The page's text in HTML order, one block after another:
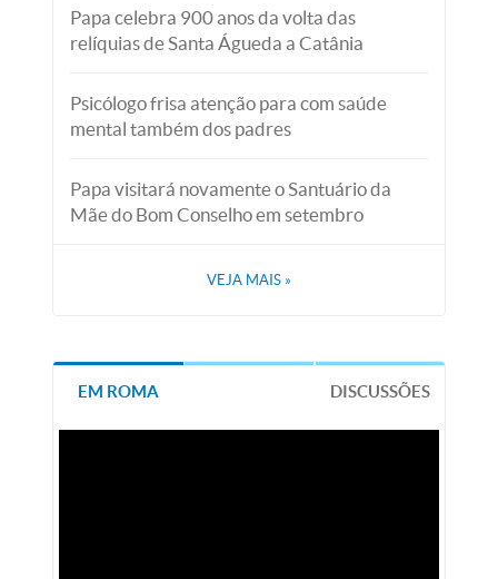
Papa celebra 900 anos da volta das
relíquias de Santa Águeda a Catânia
Psicólogo frisa atenção para com saúde
mental também dos padres
Papa visitará novamente o Santuário da
Mãe do Bom Conselho em setembro
VEJA MAIS »
EM ROMA DISCUSSÕES